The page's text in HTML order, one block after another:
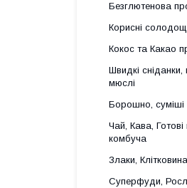
Безглютенова
Корисні
Кокос та Какао
Швидкі
мюслі
Борошно, суміші
Чай, Кава, Готові
комбуча
Злаки,
Суперфуди,